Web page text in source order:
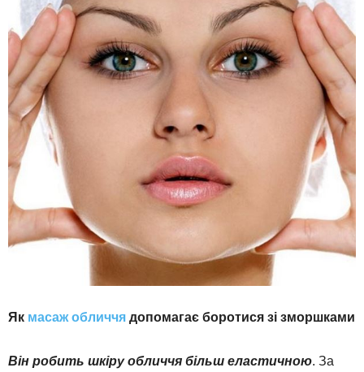
Як масаж обличчя допомагає боротися зі зморшками
Він робить шкіру обличчя більш еластичною. За